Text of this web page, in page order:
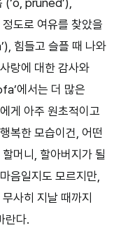
(‘o, pruned’),
도로 여유를 찾았을
힘들고 슬플 때 나와
랑에 대한 감사와
에서는 더 많은
게 아주 원초적이고
복한 모습이건, 어떤
머니, 할아버지가 될
음일지도 모르지만,
사히 지날 때까지
란다.